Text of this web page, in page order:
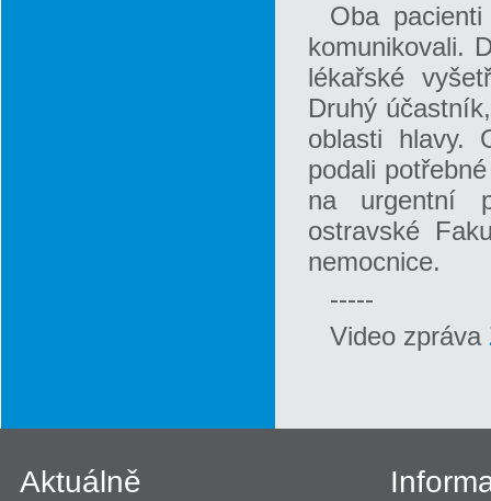
Oba
komunikovali.
lékařské
Druhý
oblasti hlavy.
podali
na urgentní
ostravské
nemocnice.
-----
Video zpráva
Aktuálně